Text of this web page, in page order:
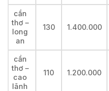
cần
thơ –
long
an
130 1.400.000
cần
thơ –
cao
lãnh
110 1.200.000